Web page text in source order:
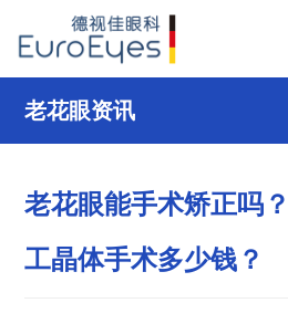
老花眼资讯
老花眼能手术矫正吗
工晶体手术多少钱？